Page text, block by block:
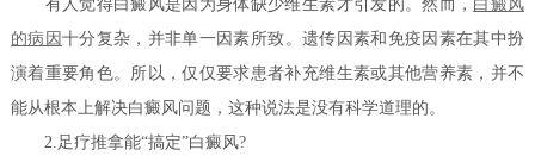
有人觉得白癜风是因为身体缺少维生素才引发的。然而， 白癜风
的病因十分复杂，并非单一因素所致。遗传因素和免疫因素在其中扮
演着重要角色。所以，仅仅要求患者补充维生素或其他营养素，并不
能从根本上解决白癜风问题，这种说法是没有科学道理的。
2.足疗推拿能“搞定”白癜风?